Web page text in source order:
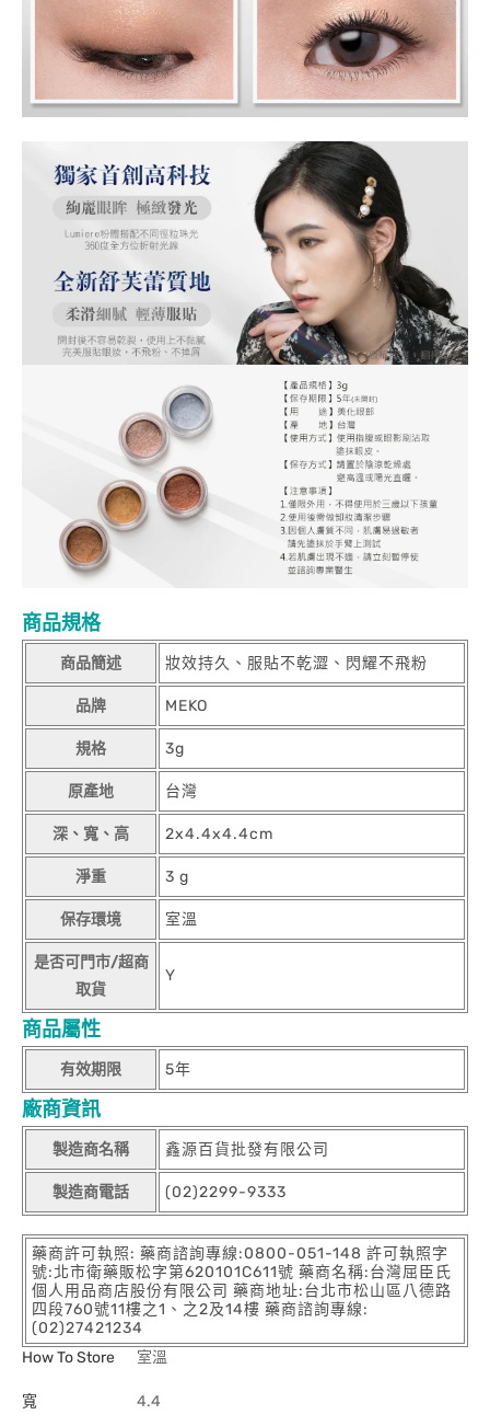
商品規格
商品簡述 妝效持久、服貼不乾澀、閃耀不飛粉
品牌 MEKO
規格 3g
原產地 台灣
深、寬、高 2x4.4x4.4cm
淨重 3 g
保存環境 室溫
是否可門市/超商
取貨
Y
商品屬性
有效期限 5年
廠商資訊
製造商名稱 鑫源百貨批發有限公司
製造商電話 (02)2299-9333
藥商許可執照: 藥商諮詢專線:0800-051-148 許可執照字
號:北市衛藥販松字第620101C611號 藥商名稱:台灣屈臣氏
個人用品商店股份有限公司 藥商地址:台北市松山區八德路
四段760號11樓之1、之2及14樓 藥商諮詢專線:
(02)27421234
How To Store
室溫
寬 4.4